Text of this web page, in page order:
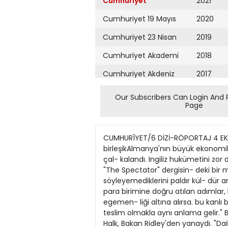
Cumhuriyet 19 Mayıs
Cumhuriyet 23 Nisan
Cumhuriyet Akademi
Cumhuriyet Akdeniz
Cumhuriyet Alışveriş
Cumhuriyet Ankara
Cumhuriyet Büyük
Taaruz
Cumhuriyet
Cumartesi
Cumhuriyet Çevre
2020
2019
2018
2017
2016
2015
2013
2012
2011
2010
2009
Our Subscribers Can Login And
Page
CUMHURÎYET/6 DİZİ-RÖPORTAJ 4 EKtM 1990 A L M A Y A ' N I E N I Y U Z UDİLEK ZAPTCtOĞLl tngiltere ve Fransa'da özellikle sanayi çevreleri birleşikAlmanya'nın büyük ekonomik gücünden çekiniyorlar Almanya Avrupa'yı yutacak mı?— 3 — Temmuz ayında Londra bir skandalla çal- kalandı. Ingiliz hukümetini zor durumda bırakan skandalın baş aktörü, Ticaret ve Sa- nayi Bakanı Nicholas Ridley idi. Muhafazakâr "The Spectator" dergisin- deki bir mülakatta Ridley, kimi Batı Avru- palının Almanya hakkında düşunüp de bir türlü açıkça söyleyemediklerini paldır kül- dür anlatıvermişti. "Demir Leydi" Marga- ret Thatcher'ın yakın dostu Ridley şoyle diyordu: "Avnıpa'da ortak para birimine doğru atılan adımlar, biitün Avrupa'yı >utmaya hazırlanan Almanlann bir komplosundan ibarettir. Eğer Almanya Avrupa'yı egemen- liği altına alırsa. bu kanlı bir devrimle so- nuçtanır. İngiltere'nin geleceğini A>rupa Ko- misyonu'nun eline teslim elmek. Hitler'e teslim olmakla aynı anlama gelir." Bu aşın sözler birkaç gun sonra bakanın başını yedi. Ama skandaldan da ilginç olan gerçek şuydu: Halk, Bakan Ridley'den yanaydı. "Daily Star" gazetesinin yaptığı ankette yüzde 94 Bakan Ridley'e hak veri- liyor: "Daily Express" gazetesinin 15 bin İn- giliz arasında yaptığı ankette destek oranı yüzde 97'ye ulaşıyordu. Ingilizlerin Almanlara bakışı öteden be- ri oldukça "soguk". Nitekim Margaret Thatcher, Alman birliğine karşı herkesten sert tepki gösterdi ve yumuşaması uzun za- man aldı. Thatcher, 1989 yılı aralık ayının ortalarına kadar "Alman birliği gündemde degildir" tezinde ısrar etti; birliğin ancak 10-15 yıl sonra gerçekleşebileceğinden bah- setti; "Buyuk barış planlannı büyük savaş- lar izleyebilir" diyerek. Almanya sorunu yiı- zünden Gorbaçov'un dıişebileceğini ve Av- rupa'da barışın tehlikeye gireceğini öne sürdü. Fakat Almanya trenini durdurmak artık olanaksızdı. Ve Demir Leydi, sonunda ger- çeklere boyun eğmek zorunda kaldı. Thatc- her ve Kohl, mart ayı sonunda Londra'da el sıkışarak dunyaya banşma sinyali verdiler. Fakat İngiltere'nin endişeleri süruyor. Bunu, gizli bir oturumun tutanakları ka- nıtlıyor. lngiltere Basbakanı Margaret Thatcher, mart ayı sonunda Kohl'le buluşmadan on- ce kamuoyundan gızlı bir oturum yaptı. 24 Mart 1990 günu Başbakanlık malikânesi Chequers'de yapılan bu bir günluk toplan- tının konusu şuydu: I , hatcher, üzerine •• ^ uzmanlarla birlikte' "Almanlar kimdir?" diye bir toplantı yaptı. Almanlann hoş olmayan özellikleri arasında, başkalannın duygularına hassasiyet göstermemeleri ve kendini